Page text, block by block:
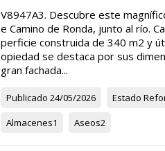
V8947A3. Descubre este
e Camino de Ronda, junto al río.
perficie construida de 340 m2 y
opiedad se destaca por sus
gran fachada...
Publicado 24/05/2026 Estado
Almacenes1 Aseos2